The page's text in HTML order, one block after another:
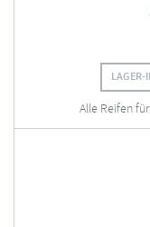
LAGER-
Alle Reifen